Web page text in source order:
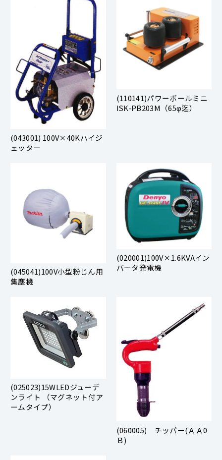
(043001) 100V×40Kハイジ
ェッター
(110141)パワーボールミニ
ISK-PB203M（65φ迄）
(045041)100V小型粉じん用
集塵機
(020001)100V×1.6KVAイン
バータ発電機
(025023)15WLEDジューデ
ンライト （マグネット付ア
ームタイプ）
(060005) チッパー(ＡＡ0
Ｂ)